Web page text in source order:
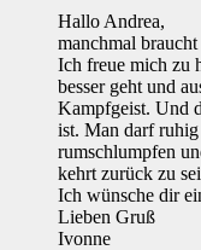
Hallo Andrea,
manchmal
Ich freue mich zu
besser geht und
Kampfgeist. Und
ist. Man darf
rumschlumpfen
kehrt zurück zu
Ich wünsche dir
Lieben Gruß
Ivonne